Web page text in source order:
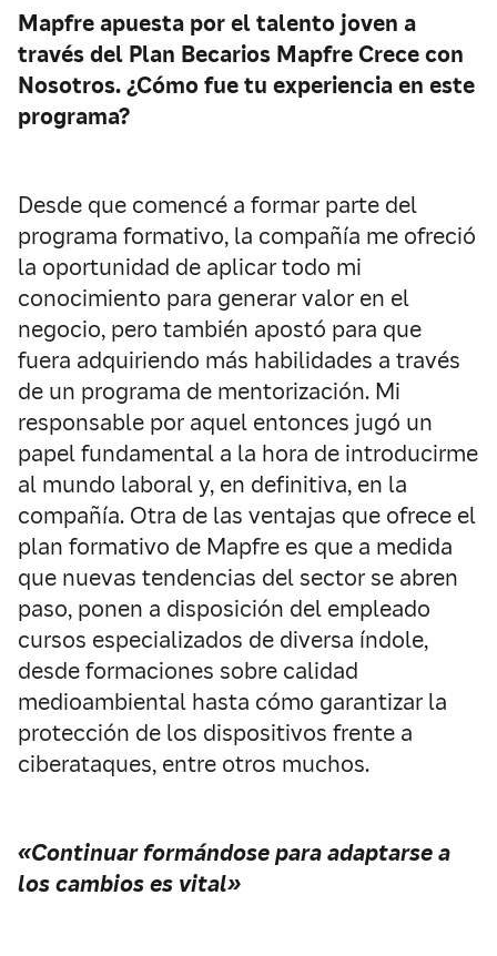
Mapfreapuesta por el talento joven a
través del Plan Becarios Mapfre Crece con
Nosotros. ¿Cómo fue tu experiencia en este
programa?
Desde que comencé a formar parte del
programa formativo, la compañía me ofreció
la oportunidad de aplicar todo mi
conocimiento para generar valor en el
negocio, pero también apostó para que
fuera adquiriendo más habilidades a través
de un programa de mentorización. Mi
responsable por aquel entonces jugó un
papel fundamental a la hora de introducirme
al mundo laboral y, en definitiva, en la
compañía. Otra de las ventajas que ofrece el
plan formativo de Mapfre es que a medida
que nuevas tendencias del sector se abren
paso, ponen a disposición del empleado
cursos especializados de diversa índole,
desde formaciones sobre calidad
medioambiental hasta cómo garantizar la
protección de los dispositivos frente a
ciberataques, entre otros muchos.
«Continuar formándose para adaptarse a
los cambios es vital»